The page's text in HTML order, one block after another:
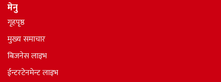
मेनु
गृहपृष्ठ
मुख्य समाचार
बिजनेस लाइभ
ईन्टरटेनमेन्ट लाइभ